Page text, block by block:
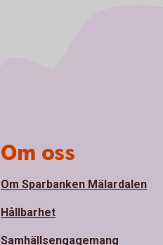
Om oss
Om Sparbanken Mälardalen
Hållbarhet
Samhällsengagemang